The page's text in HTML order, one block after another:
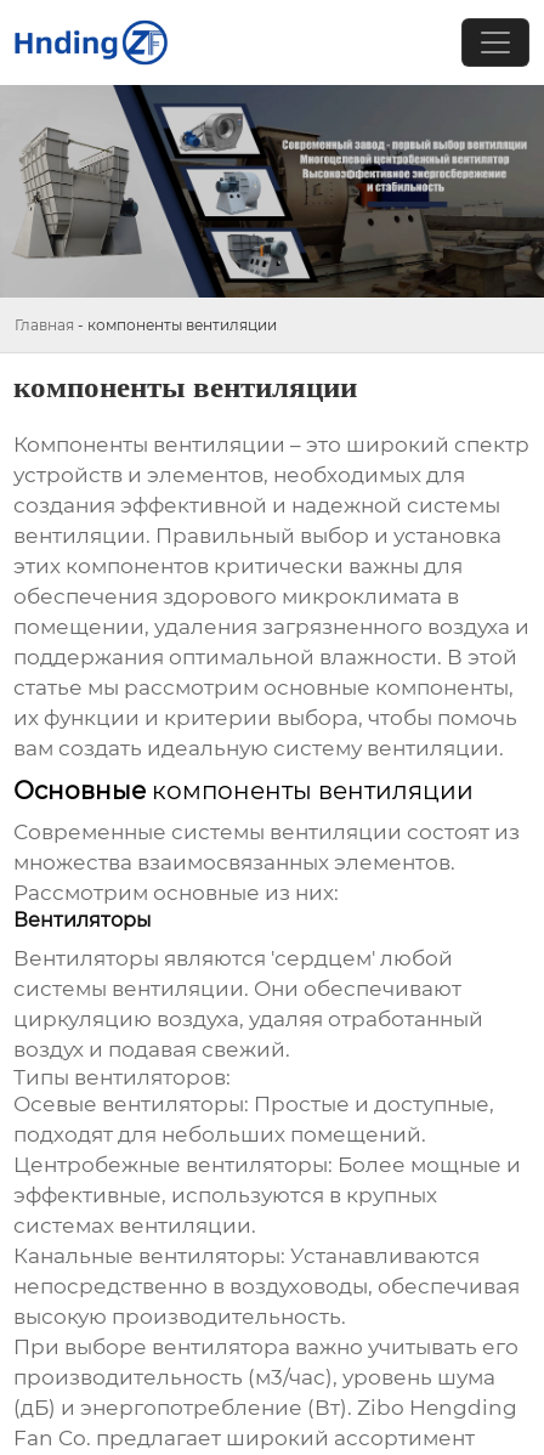
Главная - компоненты вентиляции
компоненты вентиляции
Компоненты вентиляции – это широкий спектр
устройств и элементов, необходимых для
создания эффективной и надежной системы
вентиляции. Правильный выбор и установка
этих компонентов критически важны для
обеспечения здорового микроклимата в
помещении, удаления загрязненного воздуха и
поддержания оптимальной влажности. В этой
статье мы рассмотрим основные компоненты,
их функции и критерии выбора, чтобы помочь
вам создать идеальную систему вентиляции.
Основные компоненты вентиляции
Современные системы вентиляции состоят из
множества взаимосвязанных элементов.
Рассмотрим основные из них:
Вентиляторы
Вентиляторы являются 'сердцем' любой
системы вентиляции. Они обеспечивают
циркуляцию воздуха, удаляя отработанный
воздух и подавая свежий.
Типы вентиляторов:
Осевые вентиляторы: Простые и доступные,
подходят для небольших помещений.
Центробежные вентиляторы: Более мощные и
эффективные, используются в крупных
системах вентиляции.
Канальные вентиляторы: Устанавливаются
непосредственно в воздуховоды, обеспечивая
высокую производительность.
При выборе вентилятора важно учитывать его
производительность (м3/час), уровень шума
(дБ) и энергопотребление (Вт). Zibo Hengding
Fan Co. предлагает широкий ассортимент